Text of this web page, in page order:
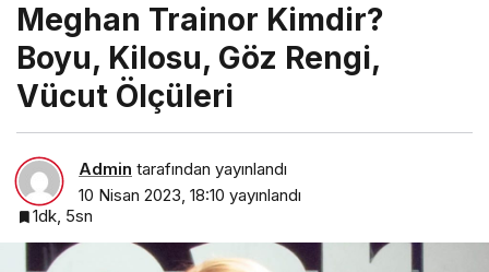
Meghan Trainor Kimdir?
Boyu, Kilosu, Göz Rengi,
Vücut Ölçüleri
Admin tarafından yayınlandı
10 Nisan 2023, 18:10 yayınlandı
1dk, 5sn